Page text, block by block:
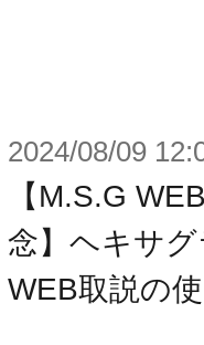
り外してマ
部には2種類
ーツへと変更
地させるこ
とダークグ
2024/08/09
【M.S.G
念】ヘキサ
WEB取説の